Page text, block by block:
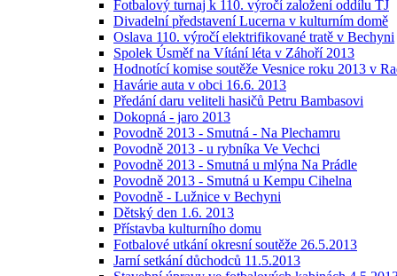
Fotbalový turnaj k 110. výročí založení oddílu TJ
Divadelní představení Lucerna v kulturním domě
Oslava 110. výročí elektrifikované tratě v Bechyni
Spolek Úsměf na Vítání léta v Záhoří 2013
Hodnotící komise soutěže Vesnice roku 2013 v
Havárie auta v obci 16.6. 2013
Předání daru veliteli hasičů Petru Bambasovi
Dokopná - jaro 2013
Povodně 2013 - Smutná - Na Plechamru
Povodně 2013 - u rybníka Ve Vechci
Povodně 2013 - Smutná u mlýna Na Prádle
Povodně 2013 - Smutná u Kempu Cihelna
Povodně - Lužnice v Bechyni
Dětský den 1.6. 2013
Přístavba kulturního domu
Fotbalové utkání okresní soutěže 26.5.2013
Jarní setkání důchodců 11.5.2013